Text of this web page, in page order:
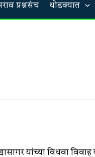
प्रश्नसंच थोडक्यात
यांच्या विधवा